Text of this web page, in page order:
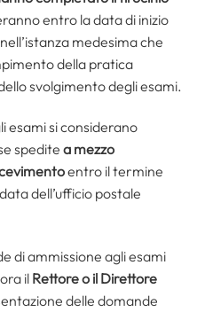
entro la data di inizio
medesima che
della pratica
svolgimento degli esami.
esami si considerano
spedite a mezzo
entro il termine
dell’ufficio postale
di ammissione agli esami
ilRettore o il Direttore
delle domande